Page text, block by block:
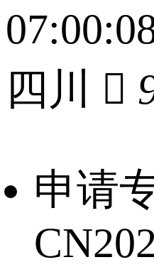
四川

申请